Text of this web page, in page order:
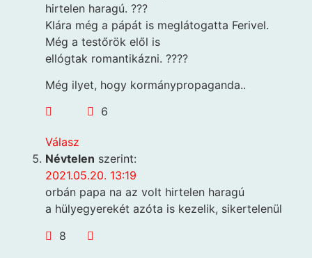
hirtelen haragú. ???
Klára még a pápát is meglátogatta Ferivel.
Még a testőrök elől is
ellógtak romantikázni. ????
Még ilyet, hogy kormánypropaganda..
6
Válasz
Névtelen szerint:
2021.05.20. 13:19
orbán papa na az volt hirtelen haragú
a hülyegyerekét azóta is kezelik, sikertelenül
8